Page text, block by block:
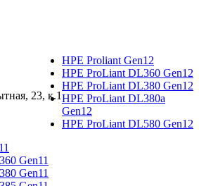
23, к.1
HPE Proliant Gen12
HPE ProLiant DL360 Gen12
HPE ProLiant DL380 Gen12
HPE ProLiant DL380a
Gen12
HPE ProLiant DL580 Gen12
Gen11
Gen11